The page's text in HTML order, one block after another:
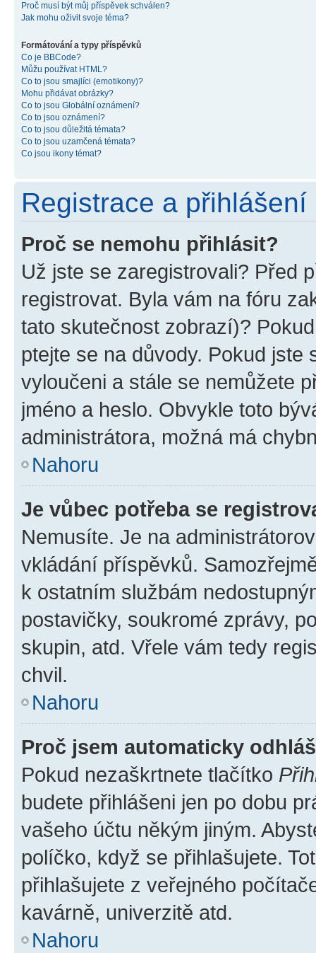
Proč musí být můj příspěvek schválen?
Jak mohu oživit svoje téma?
Formátování a typy příspěvků
Co je BBCode?
Můžu používat HTML?
Co to jsou smajlíci (emotikony)?
Mohu přidávat obrázky?
Co to jsou Globální oznámení?
Co to jsou oznámení?
Co to jsou důležitá témata?
Co to jsou uzamčená témata?
Co jsou ikony témat?
Registrace a přihlášení
Proč se nemohu přihlásit?
Už jste se zaregistrovali? Před
registrovat. Byla vám na fóru
tato skutečnost zobrazí)?
ptejte se na důvody. Pokud jste
vyloučeni a stále se nemůžete
jméno a heslo. Obvykle toto
administrátora, možná má
Nahoru
Je vůbec potřeba se
Nemusíte. Je na
vkládání příspěvků.
k ostatním službám
postavičky, soukromé zprávy,
skupin, atd. Vřele vám tedy
chvil.
Nahoru
Proč jsem automaticky
Pokud nezaškrtnete tlačítko
budete přihlášeni jen po dobu
vašeho účtu někým jiným.
políčko, když se přihlašujete.
přihlašujete z veřejného
kavárně, univerzitě atd.
Nahoru